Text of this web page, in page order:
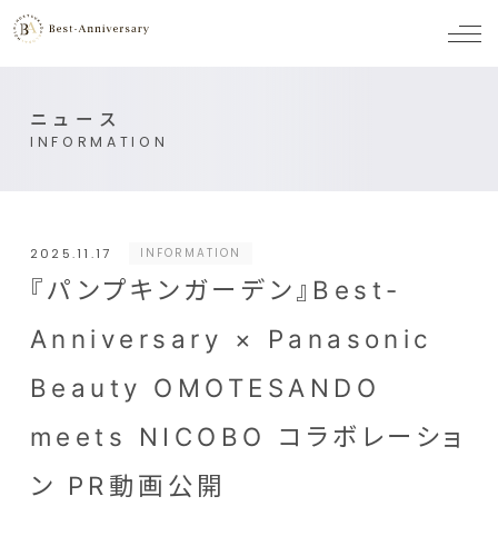
メ
ニュース
INFORMATION
2025.11.17 INFORMATION
『パンプキンガーデン』Best-
Anniversary × Panasonic
Beauty OMOTESANDO
meets NICOBO コラボレーショ
ン PR動画公開